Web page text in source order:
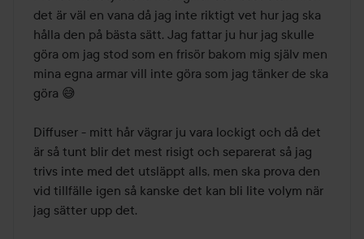
det är väl en vana då jag inte riktigt vet hur jag ska
hålla den på bästa sätt. Jag fattar ju hur jag skulle
göra om jag stod som en frisör bakom mig själv men
mina egna armar vill inte göra som jag tänker de ska
göra 😅
Diffuser - mitt hår vägrar ju vara lockigt och då det
är så tunt blir det mest risigt och separerat så jag
trivs inte med det utsläppt alls, men ska prova den
vid tillfälle igen så kanske det kan bli lite volym när
jag sätter upp det.